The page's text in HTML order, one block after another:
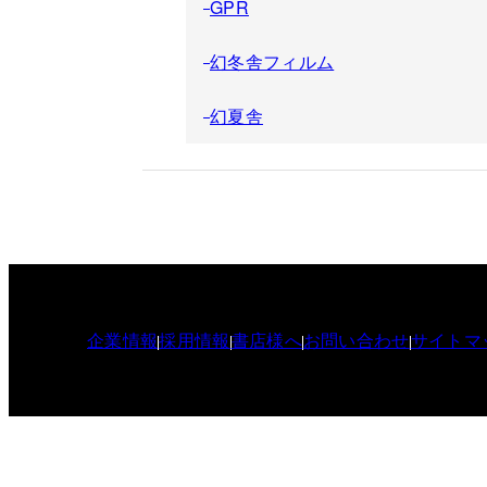
GPR
幻冬舎フィルム
幻夏舎
企業情報採用情報書店様へお問い合わせサイトマ